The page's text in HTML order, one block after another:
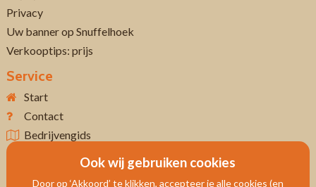
Privacy
Uw banner op Snuffelhoek
Verkooptips: prijs
Service
Start
Contact
Bedrijvengids
Ook wij gebruiken cookies
Door op ‘Akkoord’ te klikken, accepteer je alle cookies (en